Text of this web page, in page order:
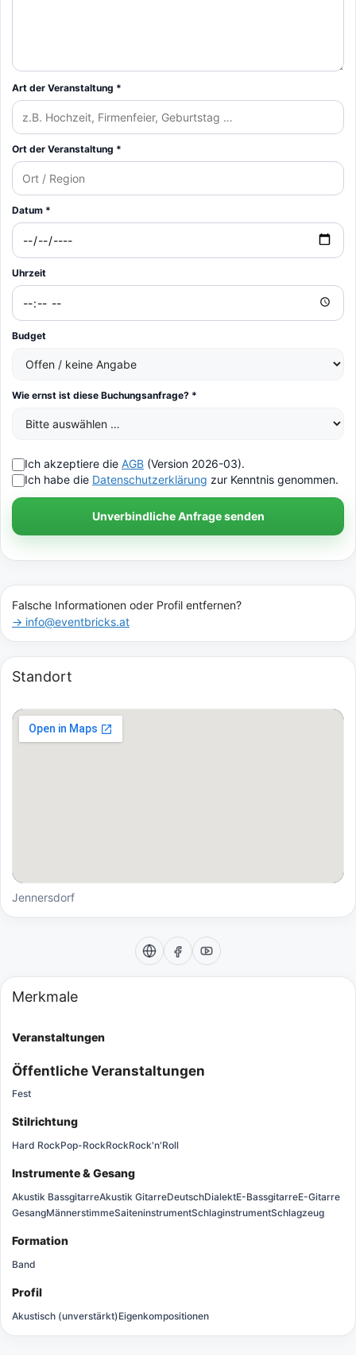
Art der Veranstaltung *
Ort der Veranstaltung *
Datum *
Uhrzeit
Budget
Wie ernst ist diese Buchungsanfrage? *
Ich akzeptiere die AGB (Version 2026-03).
Ich habe die Datenschutzerklärung zur Kenntnis genommen.
Unverbindliche Anfrage senden
Falsche Informationen oder Profil entfernen?
→ info@eventbricks.at
Standort
Jennersdorf
Merkmale
Veranstaltungen
Öffentliche Veranstaltungen
Fest
Stilrichtung
Hard RockPop-RockRockRock'n'Roll
Instrumente & Gesang
Akustik BassgitarreAkustik GitarreDeutschDialektE-BassgitarreE-Gitarre
GesangMännerstimmeSaiteninstrumentSchlaginstrumentSchlagzeug
Formation
Band
Profil
Akustisch (unverstärkt)Eigenkompositionen